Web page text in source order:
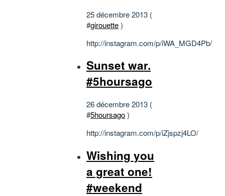
25 décembre 2013 (
#girouette)
http://instagram.com/p/iWA_MGD4Pb/
Sunset war.
#5hoursago
26 décembre 2013 (
#5hoursago)
http://instagram.com/p/iZjspzj4LO/
Wishing you
a great one!
#weekend